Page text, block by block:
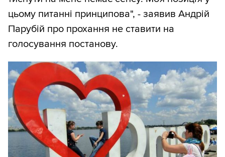
цьому питанні принципова", - заявив Андрій
Парубій про прохання не ставити на
голосування постанову.